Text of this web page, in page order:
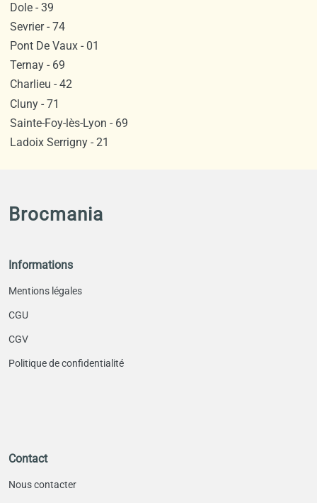
Dole - 39
Sevrier - 74
Pont De Vaux - 01
Ternay - 69
Charlieu - 42
Cluny - 71
Sainte-Foy-lès-Lyon - 69
Ladoix Serrigny - 21
Brocmania
Informations
Mentions légales
CGU
CGV
Politique de confidentialité
Contact
Nous contacter